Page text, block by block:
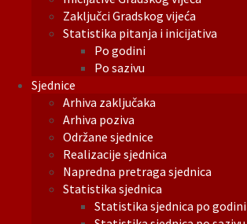
Zaključci Gradskog vijeća
Statistika pitanja i inicijativa
Po godini
Po sazivu
Sjednice
Arhiva zaključaka
Arhiva poziva
Održane sjednice
Realizacije sjednica
Napredna pretraga sjednica
Statistika sjednica
Statistika sjednica po godini